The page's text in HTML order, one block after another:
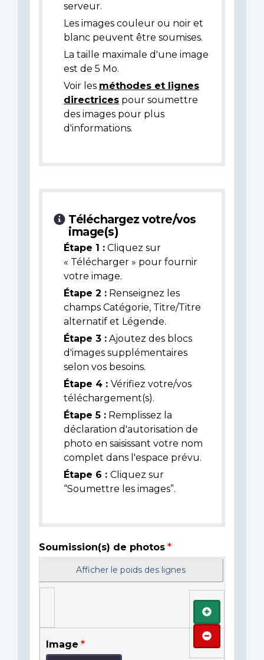
serveur.
Les images couleur ou noir et
blanc peuvent être soumises.
La taille maximale d'une image
est de 5 Mo.
Voir les méthodes et lignes
directrices pour soumettre
des images pour plus
d'informations.
Téléchargez votre/vos
image(s)
Étape 1 : Cliquez sur
« Télécharger » pour fournir
votre image.
Étape 2 : Renseignez les
champs Catégorie, Titre/Titre
alternatif et Légende.
Étape 3 : Ajoutez des blocs
d'images supplémentaires
selon vos besoins.
Étape 4 : Vérifiez votre/vos
téléchargement(s).
Étape 5 : Remplissez la
déclaration d'autorisation de
photo en saisissant votre nom
complet dans l'espace prévu.
Étape 6 : Cliquez sur
“Soumettre les images”.
Soumission(s) de photos
Afficher le poids des lignes
Image
Ajouter
Retirer